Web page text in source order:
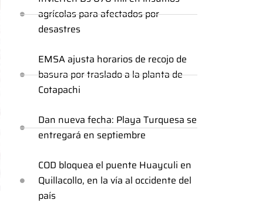
agrícolas para afectados por
desastres
EMSA ajusta horarios de recojo de
basura por traslado a la planta de
Cotapachi
Dan nueva fecha: Playa Turquesa se
entregará en septiembre
COD bloquea el puente Huayculi en
Quillacollo, en la vía al occidente del
país